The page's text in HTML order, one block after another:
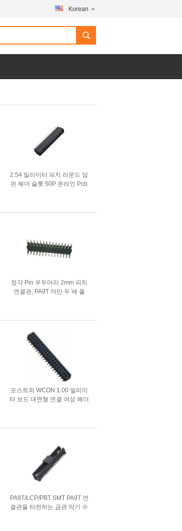
Korean
2.54 밀리미터 피치 라운드 암
핀 헤더 슬롯 50P 온라인 Pcb
정각 Pin 우두머리 2mm 피치
연결관, PA9T 까만 두 배 줄
포스트와 WCON 1.00 밀리미
터 보드 대면형 연결 여성 해더
PA9T/LCP/PBT SMT PA9T 연
결관을 타전하는 금관 악기 수